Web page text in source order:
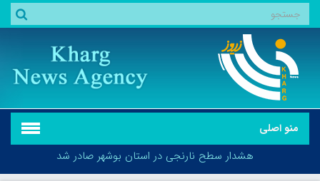
منو اصلی
هشدار سطح نارنجی در استان بوشهر صادر شد